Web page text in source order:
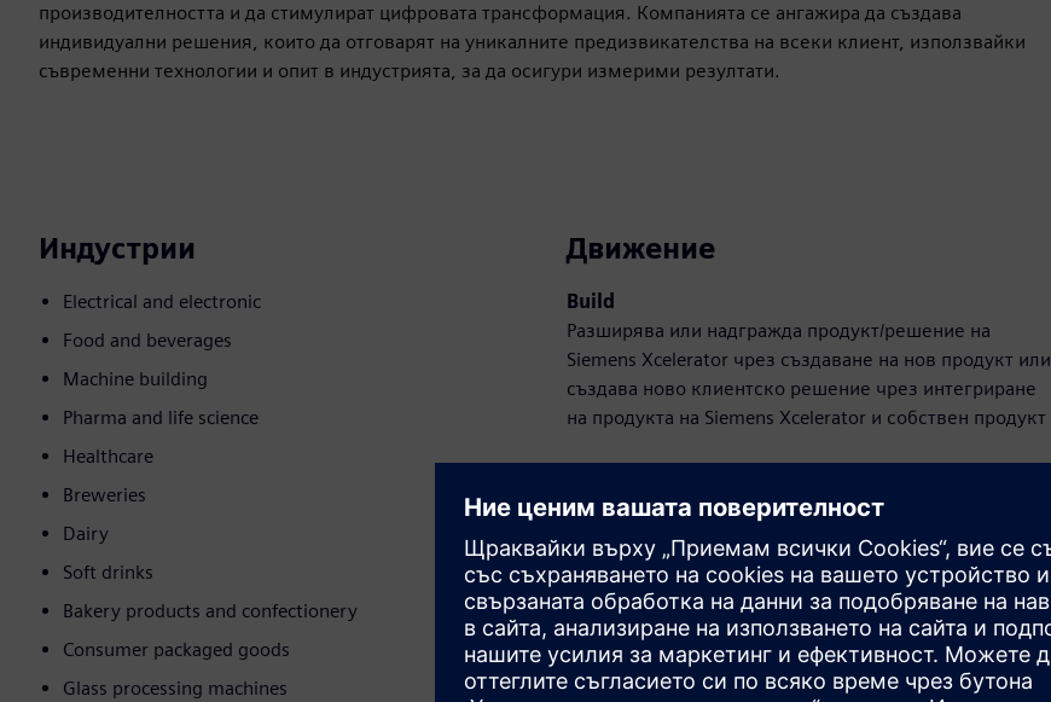
производителността и да стимулират цифровата трансформация. Компанията се ангажира да създава
индивидуални решения, които да отговарят на уникалните предизвикателства на всеки клиент, използвайки
съвременни технологии и опит в индустрията, за да осигури измерими резултати.
Индустрии
Electrical and electronic
Food and beverages
Machine building
Pharma and life science
Healthcare
Breweries
Dairy
Soft drinks
Bakery products and confectionery
Consumer packaged goods
Glass processing machines
Движение
Build
Разширява или надгражда продукт/решение на
Siemens Xcelerator чрез създаване на нов продукт или
създава ново клиентско решение чрез интегриране
на продукта на Siemens Xcelerator и собствен продукт